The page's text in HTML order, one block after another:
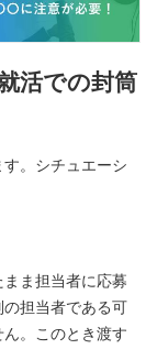
活での封筒
。シチュエーシ
ま担当者に応募
担当者である可
。このとき渡す